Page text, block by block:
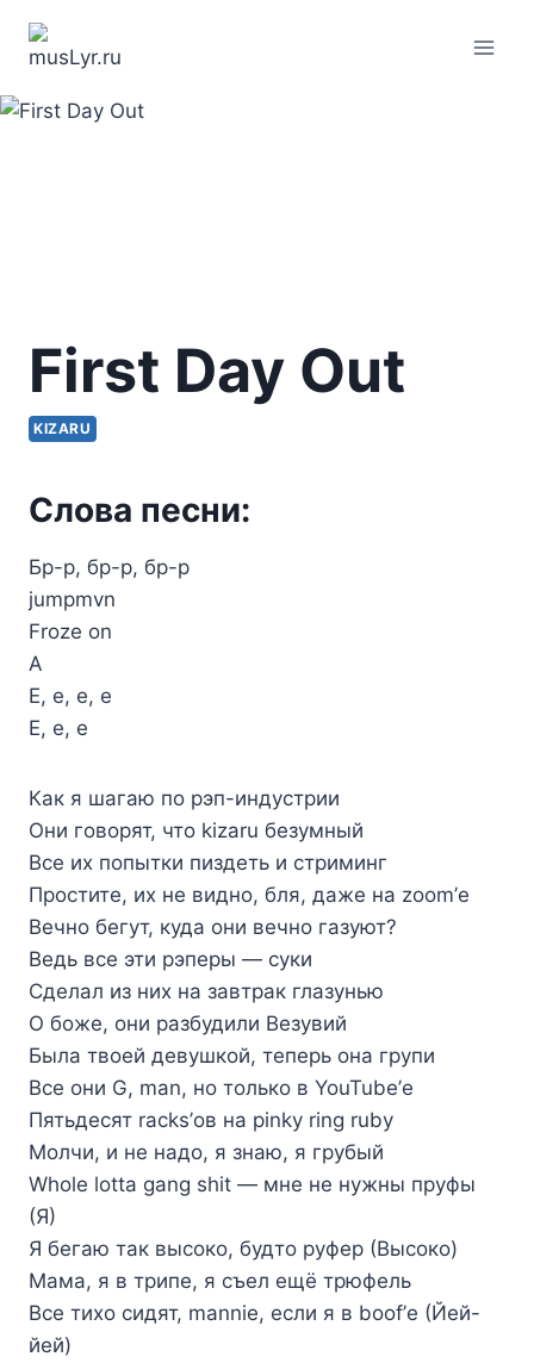
First Day Out
KIZARU
Слова песни:
Бр-р, бр-р, бр-р
​jumpmvn
Froze on
А
Е, е, е, е
Е, е, е
Как я шагаю по рэп-индустрии
Они говорят, что kizaru безумный
Все их попытки пиздеть и стриминг
Простите, их не видно, бля, даже на zoom’е
Вечно бегут, куда они вечно газуют?
Ведь все эти рэперы — суки
Сделал из них на завтрак глазунью
О боже, они разбудили Везувий
Была твоей девушкой, теперь она групи
Все они G, man, но только в YouTube’е
Пятьдесят racks’ов на pinky ring ruby
Молчи, и не надо, я знаю, я грубый
Whole lotta gang shit — мне не нужны пруфы
(Я)
Я бегаю так высоко, будто руфер (Высоко)
Мама, я в трипе, я съел ещё трюфель
Все тихо сидят, mannie, если я в boof’е (Йей-
йей)